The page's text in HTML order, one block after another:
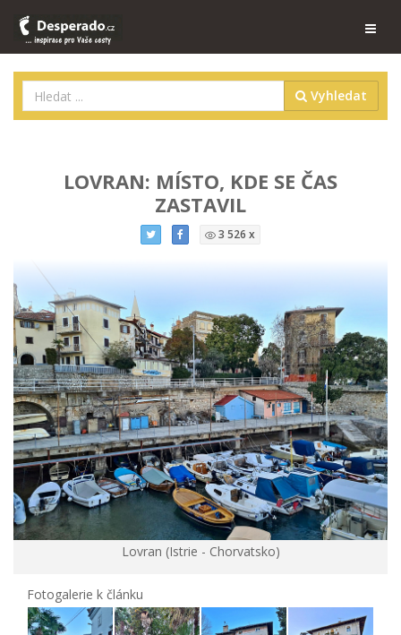
Vyhledat
LOVRAN: MÍSTO, KDE SE ČAS
ZASTAVIL
3 526 x
Lovran (Istrie - Chorvatsko)
Fotogalerie k článku